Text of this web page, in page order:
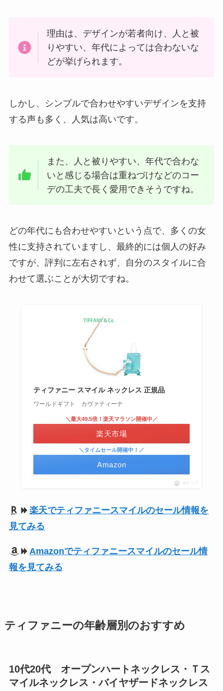
理由は、デザインが若者向け、人と被
りやすい、年代によっては合わないな
どが挙げられます。
しかし、シンプルで合わせやすいデザインを支持
する声も多く、人気は高いです。
また、人と被りやすい、年代で合わな
いと感じる場合は重ねづけなどのコー
デの工夫で長く愛用できそうですね。
どの年代にも合わせやすいという点で、多くの女
性に支持されていますし、最終的には個人の好み
ですが、評判に左右されず、自分のスタイルに合
わせて選ぶことが大切ですね。
ティファニー スマイル ネックレス 正規品
ワールドギフト カヴァティーナ
＼タイムセール開催中！／
Amazon
＼最大49.5倍！楽天マラソン開催中／
楽天市場
ポチップ
楽天でティファニースマイルのセール情報を
見てみる
Amazonでティファニースマイルのセール情
報を見てみる
ティファニーの年齢層別のおすすめ
10代20代 オープンハートネックレス・Ｔス
マイルネックレス・バイヤザードネックレス